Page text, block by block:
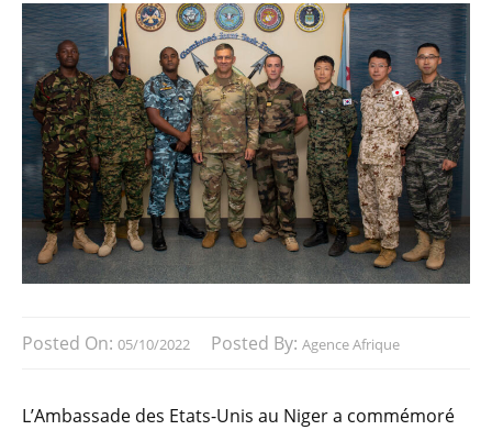
Posted On: 05/10/2022 Posted By: Agence Afrique
L’Ambassade des Etats-Unis au Niger a commémoré